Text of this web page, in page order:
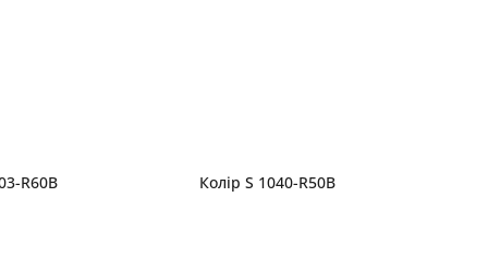
R60B Колір S 1040-R50B